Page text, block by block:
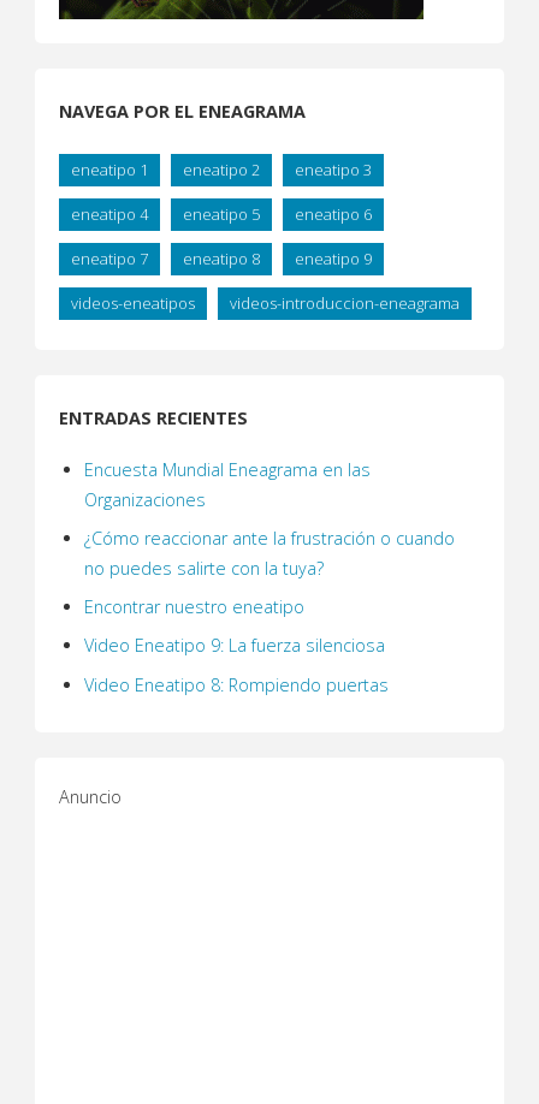
NAVEGA POR EL ENEAGRAMA
eneatipo 1 eneatipo 2 eneatipo 3
eneatipo 4 eneatipo 5 eneatipo 6
eneatipo 7 eneatipo 8 eneatipo 9
videos-eneatipos videos-introduccion-eneagrama
ENTRADAS RECIENTES
Encuesta Mundial Eneagrama en las
Organizaciones
¿Cómo reaccionar ante la frustración o cuando
no puedes salirte con la tuya?
Encontrar nuestro eneatipo
Video Eneatipo 9: La fuerza silenciosa
Video Eneatipo 8: Rompiendo puertas
Anuncio